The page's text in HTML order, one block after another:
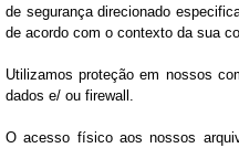
de segurança direcionado
de acordo com o contexto da sua
Utilizamos proteção em nossos
dados e/ ou firewall.
O acesso físico aos nossos